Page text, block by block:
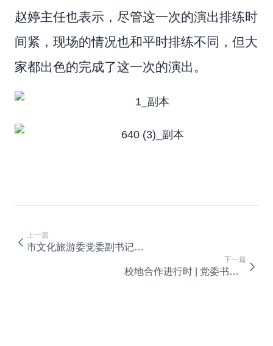
赵婷主任也表示，尽管这一次的演出排练时
间紧，现场的情况也和平时排练不同，但大
家都出色的完成了这一次的演出。
上一篇
市文化旅游委党委副书记、副主任刘晓年到校检查指导疫情防控工作
下一篇
校地合作进行时 | 党委书记梁跃带队调研考察巴南区木洞、天星寺镇